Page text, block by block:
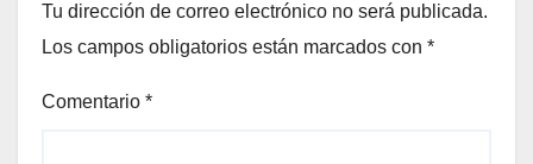
Tu dirección de correo electrónico no será publicada.
Los campos obligatorios están marcados con *
Comentario *